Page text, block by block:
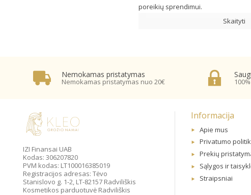
poreikių sprendimui.
Skaityti
Nemokamas pristatymas
Nemokamas pristatymas nuo 20€
IZI Finansai UAB
Kodas: 306207820
PVM kodas: LT100016385019
Registracijos adresas: Tėvo
Stanislovo g. 1-2, LT-82157 Radviliškis
Kosmetikos parduotuvė Radviliškis
Informacija
Apie mus
Privatumo
Prekių
Sąlygos ir
Straipsniai